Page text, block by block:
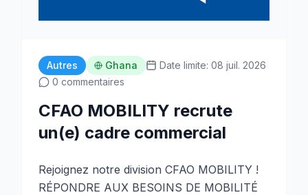
Autres Ghana
Date limite: 08 juil. 2026
0 commentaires
CFAO MOBILITY recrute
un(e) cadre commercial
Rejoignez notre division CFAO MOBILITY !
RÉPONDRE AUX BESOINS DE MOBILITÉ